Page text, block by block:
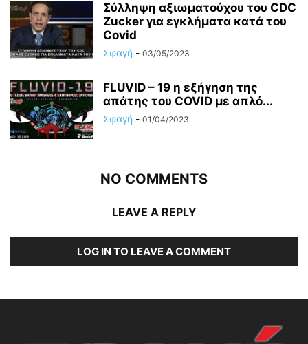
Σύλληψη αξιωματούχου του CDC
Zucker για εγκλήματα κατά του
Covid
Σφαγή - 03/05/2023
FLUVID – 19 η εξήγηση της
απάτης του COVID με απλό...
Σφαγή - 01/04/2023
NO COMMENTS
LEAVE A REPLY
LOG IN TO LEAVE A COMMENT